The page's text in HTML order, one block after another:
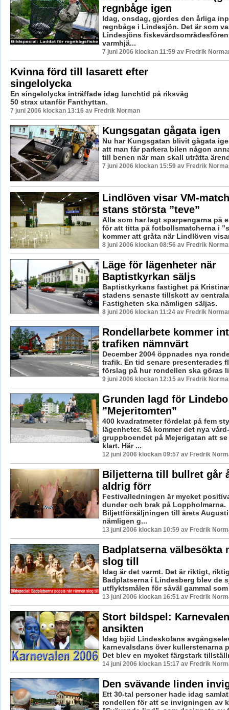
regnbåge igen
Idag, onsdag, gjordes den årliga
regnbåge i Lindesjön. Det är som
Lindesjöns
varmhjä...
7 juni 2006 klockan 11:59 av Fredrik
Kvinna förd till lasarett efter
singelolycka
En singelolycka inträffade idag lunchtid på riksväg
50 strax utanför Fanthyttan.
7 juni 2006 klockan 13:16 av Fredrik Norman
Kungsgatan gågata igen
Nu har Kungsgatan blivit gågata
att man får parkera bilen någon
till benen när man skall uträtta
7 juni 2006 klockan 15:59 av Fredrik
Lindlöven visar VM-
stans största ”teve”
Alla som har lagt sparpengarna på
för att titta på fotbollsmatcherna i
kommer att gråta när Lindlöven
8 juni 2006 klockan 08:56 av Fredrik
Läge för lägenheter när
Baptistkyrkan säljs
Baptistkyrkans fastighet på
stadens senaste tillskott av
Fastigheten ska nämligen säljas.
8 juni 2006 klockan 11:24 av Fredrik
Rondellarbete kommer
trafiken nämnvärt
December 2004 öppnades nya
trafik. En tid senare presenterades
förslag på hur rondellen ska göras
9 juni 2006 klockan 12:15 av Fredrik
Grunden lagd för
”Mejeritomten”
400 kvadratmeter fördelat på fem
lägenheter. Så kommer det nya
gruppboendet på Mejerigatan att
klart. Här ...
12 juni 2006 klockan 09:57 av Fredrik
Biljetterna till bullret går
aldrig förr
Festivalledningen är mycket
dunder och brak på Loppholmarna.
Biljettförsäljningen till årets
nämligen g...
13 juni 2006 klockan 10:59 av Fredrik
Badplatserna välbesökta
slog till
Idag är det varmt. Det är riktigt,
Badplatserna i Lindesberg blev de
utflyktsmålen för såväl gammal
13 juni 2006 klockan 16:51 av Fredrik
Stort bildspel:
ansikten
Idag bjöd Lindeskolans
karnevalsdans över kullerstenarna
Det blev en mycket färgstark
14 juni 2006 klockan 15:17 av Fredrik
Den svävande linden
Ett 30-tal personer hade idag
rondellen för att se invigningen av